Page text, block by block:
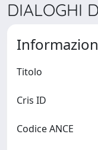
DIALOGHI
Titolo
Cris ID
Codice ANCE